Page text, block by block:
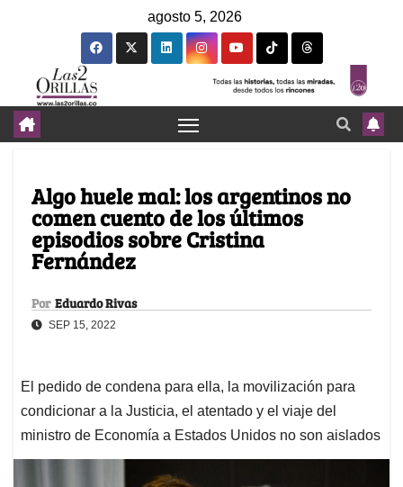
agosto 5, 2026
Algo huele mal: los argentinos no
comen cuento de los últimos
episodios sobre Cristina
Fernández
Por Eduardo Rivas
SEP 15, 2022
El pedido de condena para ella, la movilización para
condicionar a la Justicia, el atentado y el viaje del
ministro de Economía a Estados Unidos no son aislados